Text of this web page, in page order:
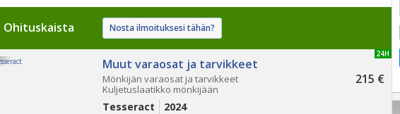
Ohituskaista Nosta ilmoituksesi tähän?
UUSI 24H
Muut varaosat ja tarvikkeet
215 €
Mönkijän varaosat ja tarvikkeet
Kuljetuslaatikko mönkijään
Tesseract 2024